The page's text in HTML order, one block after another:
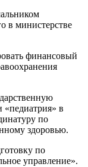
в министерстве
финансовый
в
по
здоровью.
по
управление».